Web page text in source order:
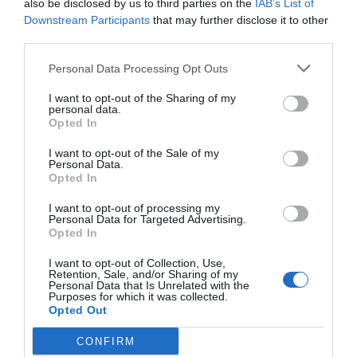
also be disclosed by us to third parties on the IAB’s List of
Downstream Participants that may further disclose it to other
Personal Data Processing Opt Outs
I want to opt-out of the Sharing of my
personal data.
Opted In
I want to opt-out of the Sale of my
Personal Data.
Opted In
I want to opt-out of processing my
Personal Data for Targeted Advertising.
Opted In
I want to opt-out of Collection, Use,
Retention, Sale, and/or Sharing of my
Personal Data that Is Unrelated with the
Purposes for which it was collected.
Opted Out
CONFIRM
Una demanda en
creixement exponencial
Catalunya en 25 anys ha augmentat en un 30% la
població i, a més, ho ha fet sobretot a les àrees ja
nombre d’habitatges principals entre el 2001 i el
2021 ha crescut gairebé igual, un 29%. Per tant,
no és bàsicament un problema de números en
brut. El que passa és, primer, que l’envelliment de
sola persona sigui ja més d’una quarta part: el
26%. No tenim dades sobre com ha evolucionat el
nombre de llars on conviuen diferents famílies -
molt habitual entre els immigrants més recents- o